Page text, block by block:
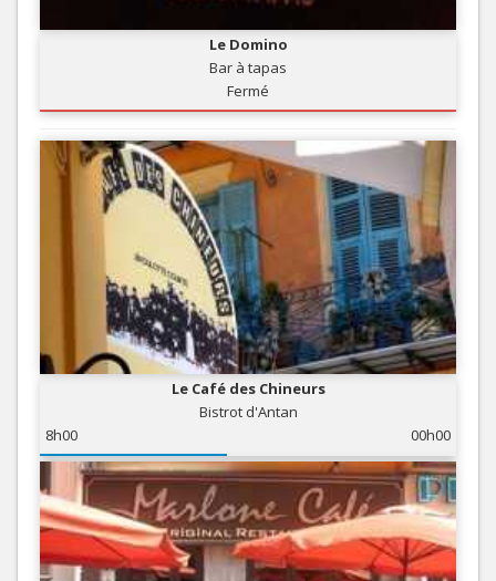
Le Domino
Bar à tapas
Fermé
Le Café des Chineurs
Bistrot d'Antan
8h00
00h00